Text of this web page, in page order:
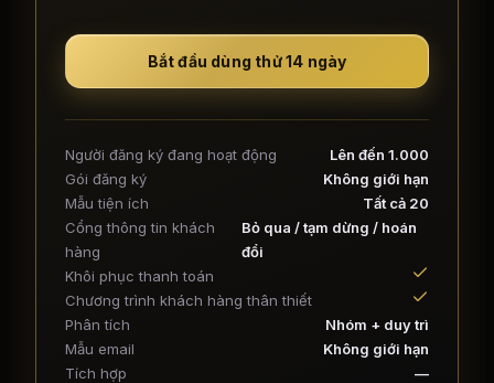
Bắt đầu dùng thử 14 ngày
Người đăng ký đang hoạt động
Lên đến 1.000
Gói đăng ký
Không giới hạn
Mẫu tiện ích
Tất cả 20
Cổng thông tin khách
hàng
Bỏ qua / tạm dừng / hoán
đổi
Khôi phục thanh toán
Chương trình khách hàng thân thiết
Phân tích
Nhóm + duy trì
Mẫu email
Không giới hạn
Tích hợp
—